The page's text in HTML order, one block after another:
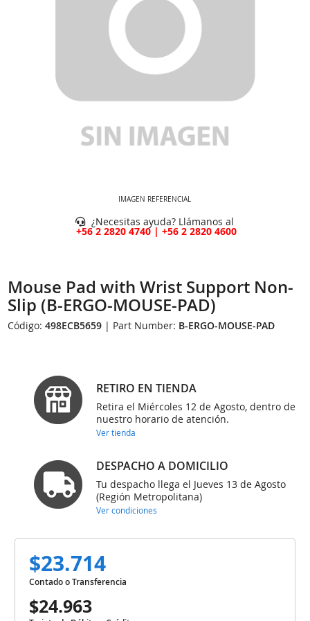
IMAGEN REFERENCIAL
¿Necesitas ayuda? Llámanos al
+56 2 2820 4740 | +56 2 2820 4600
Mouse Pad with Wrist Support Non-
Slip (B-ERGO-MOUSE-PAD)
Código:498ECB5659 | Part Number: B-ERGO-MOUSE-PAD
RETIRO EN TIENDA
Retira el Miércoles 12 de Agosto, dentro de
nuestro horario de atención.
Ver tienda
DESPACHO A DOMICILIO
Tu despacho llega el Jueves 13 de Agosto
(Región Metropolitana)
Ver condiciones
$23.714
Contado o Transferencia
$24.963